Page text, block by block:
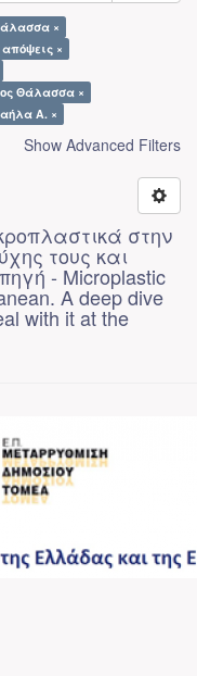
×
×
Θάλασσα ×
Α. ×
Show Advanced Filters
στην
τους και
- Microplastic
A deep dive
with it at the